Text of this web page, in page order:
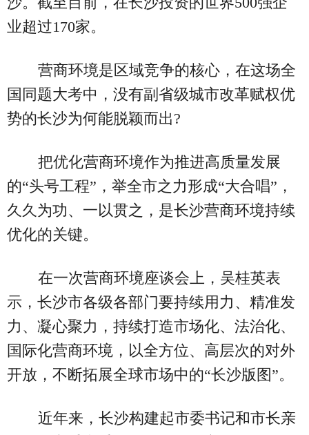
业超过170家。
营商环境是区域竞争的核心，在这场全
国同题大考中，没有副省级城市改革赋权优
势的长沙为何能脱颖而出?
把优化营商环境作为推进高质量发展
的“头号工程”，举全市之力形成“大合唱”，
久久为功、一以贯之，是长沙营商环境持续
优化的关键。
在一次营商环境座谈会上，吴桂英表
示，长沙市各级各部门要持续用力、精准发
力、凝心聚力，持续打造市场化、法治化、
国际化营商环境，以全方位、高层次的对外
开放，不断拓展全球市场中的“长沙版图”。
近年来，长沙构建起市委书记和市长亲